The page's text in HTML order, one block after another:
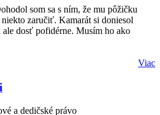
som sa s ním, že mu pôžičku
zaručiť. Kamarát si doniesol
ale dosť pofidérne. Musím ho ako
Viac
a dedičské právo